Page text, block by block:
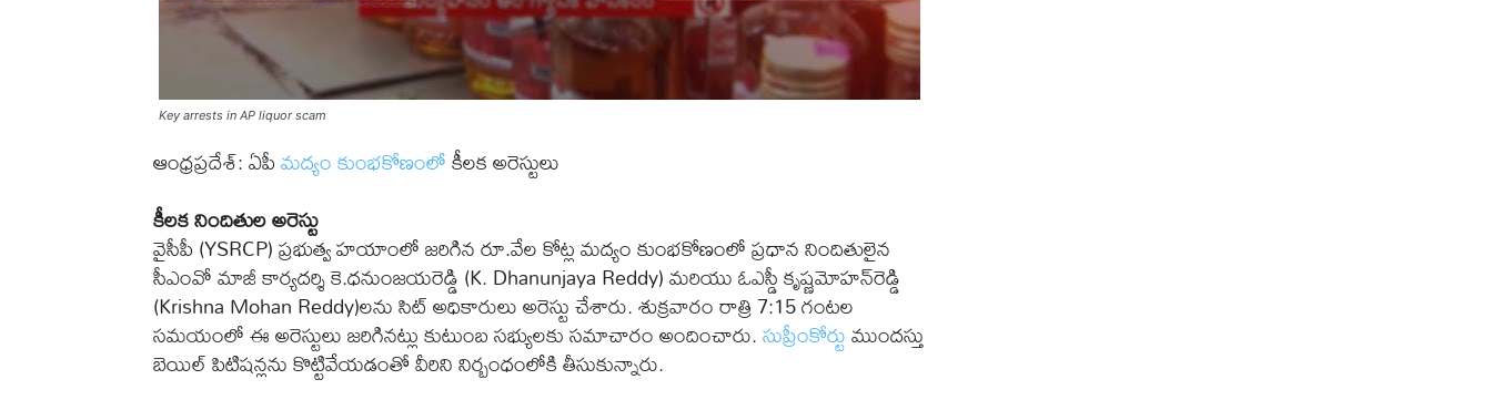
Key arrests in AP liquor scam
ఆంధ్రప్రదేశ్: ఏపీమద్యం కుంభకోణంలోకీలక అరెస్టులు
కీలక నిందితుల అరెస్టు
వైసీపీ (YSRCP) ప్రభుత్వ హయాంలో జరిగిన రూ.వేల కోట్ల మద్యం కుంభకోణంలో ప్రధాన నిందితులైన
సీఎంవో మాజీ కార్యదర్శి కె.ధనుంజయరెడ్డి (K. Dhanunjaya Reddy) మరియు ఓఎస్డీ కృష్ణమోహన్‌రెడ్డి
(Krishna Mohan Reddy)లను సిట్‌ అధికారులు అరెస్టు చేశారు. శుక్రవారం రాత్రి 7:15 గంటల
సమయంలో ఈ అరెస్టులు జరిగినట్లు కుటుంబ సభ్యులకు సమాచారం అందించారు.సుప్రీంకోర్టుముందస్తు
బెయిల్‌ పిటిషన్లను కొట్టివేయడంతో వీరిని నిర్బంధంలోకి తీసుకున్నారు.